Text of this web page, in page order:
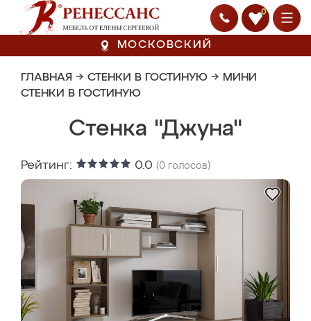
0
МОСКОВСКИЙ
ГЛАВНАЯ → СТЕНКИ В ГОСТИНУЮ → МИНИ
СТЕНКИ В ГОСТИНУЮ
Стенка "Джуна"
Рейтинг: 0.0 (0 голосов)